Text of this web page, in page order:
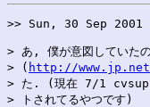
>> Sun, 30 Sep
> あ, 僕が意図していた
> ( http://
> た. (現在 7/1
> トされてるやつです)